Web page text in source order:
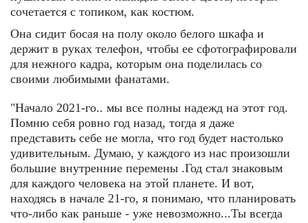
сочетается с топиком, как костюм.
Она сидит босая на полу около белого шкафа и
держит в руках телефон, чтобы ее сфотографировали
для нежного кадра, которым она поделилась со
своими любимыми фанатами.
"Начало 2021-го.. мы все полны надежд на этот год.
Помню себя ровно год назад, тогда я даже
представить себе не могла, что год будет настолько
удивительным. Думаю, у каждого из нас произошли
большие внутренние перемены .Год стал знаковым
для каждого человека на этой планете. И вот,
находясь в начале 21-го, я понимаю, что планировать
что-либо как раньше - уже невозможно...Ты всегда